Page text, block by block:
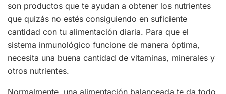
son productos que te ayudan a obtener los nutrientes
que quizás no estés consiguiendo en suficiente
cantidad con tu alimentación diaria. Para que el
sistema inmunológico funcione de manera óptima,
necesita una buena cantidad de vitaminas, minerales y
otros nutrientes.